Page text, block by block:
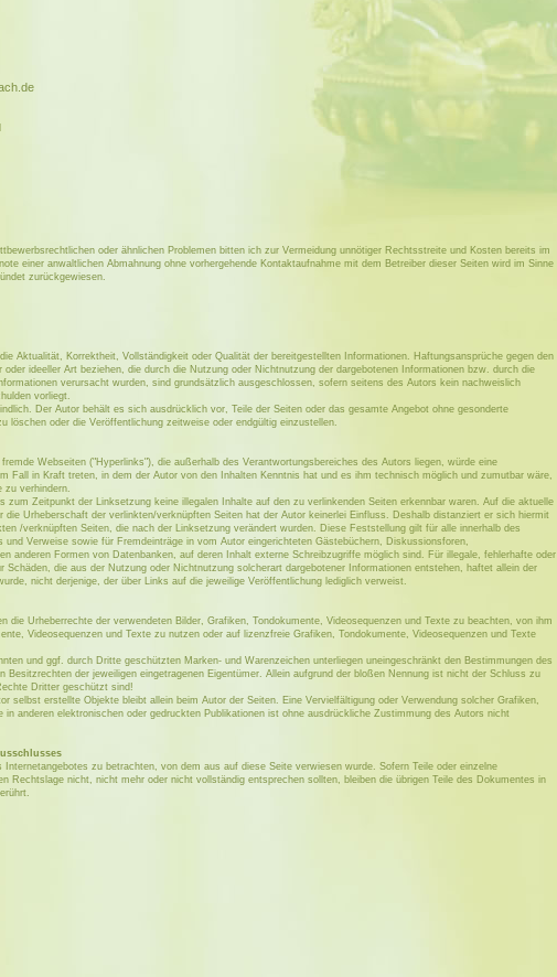
oder ähnlichen Problemen bitten ich zur Vermeidung unnötiger Rechtsstreite und Kosten bereits im
einer anwaltlichen Abmahnung ohne vorhergehende Kontaktaufnahme mit dem Betreiber dieser Seiten wird im Sinne
zurückgewiesen.
Aktualität, Korrektheit, Vollständigkeit oder Qualität der bereitgestellten Informationen. Haftungsansprüche gegen den
ideeller Art beziehen, die durch die Nutzung oder Nichtnutzung der dargebotenen Informationen bzw. durch die
verursacht wurden, sind grundsätzlich ausgeschlossen, sofern seitens des Autors kein nachweislich
vorliegt.
Der Autor behält es sich ausdrücklich vor, Teile der Seiten oder das gesamte Angebot ohne gesonderte
löschen oder die Veröffentlichung zeitweise oder endgültig einzustellen.
Webseiten ("Hyperlinks"), die außerhalb des Verantwortungsbereiches des Autors liegen, würde eine
Fall in Kraft treten, in dem der Autor von den Inhalten Kenntnis hat und es ihm technisch möglich und zumutbar wäre,
zu verhindern.
zum Zeitpunkt der Linksetzung keine illegalen Inhalte auf den zu verlinkenden Seiten erkennbar waren. Auf die aktuelle
die Urheberschaft der verlinkten/verknüpften Seiten hat der Autor keinerlei Einfluss. Deshalb distanziert er sich hiermit
/verknüpften Seiten, die nach der Linksetzung verändert wurden. Diese Feststellung gilt für alle innerhalb des
und Verweise sowie für Fremdeinträge in vom Autor eingerichteten Gästebüchern, Diskussionsforen,
anderen Formen von Datenbanken, auf deren Inhalt externe Schreibzugriffe möglich sind. Für illegale, fehlerhafte oder
Schäden, die aus der Nutzung oder Nichtnutzung solcherart dargebotener Informationen entstehen, haftet allein der
nicht derjenige, der über Links auf die jeweilige Veröffentlichung lediglich verweist.
die Urheberrechte der verwendeten Bilder, Grafiken, Tondokumente, Videosequenzen und Texte zu beachten, von ihm
Videosequenzen und Texte zu nutzen oder auf lizenzfreie Grafiken, Tondokumente, Videosequenzen und Texte
und ggf. durch Dritte geschützten Marken- und Warenzeichen unterliegen uneingeschränkt den Bestimmungen des
Besitzrechten der jeweiligen eingetragenen Eigentümer. Allein aufgrund der bloßen Nennung ist nicht der Schluss zu
Dritter geschützt sind!
selbst erstellte Objekte bleibt allein beim Autor der Seiten. Eine Vervielfältigung oder Verwendung solcher Grafiken,
in anderen elektronischen oder gedruckten Publikationen ist ohne ausdrückliche Zustimmung des Autors nicht
zu betrachten, von dem aus auf diese Seite verwiesen wurde. Sofern Teile oder einzelne
Rechtslage nicht, nicht mehr oder nicht vollständig entsprechen sollten, bleiben die übrigen Teile des Dokumentes in